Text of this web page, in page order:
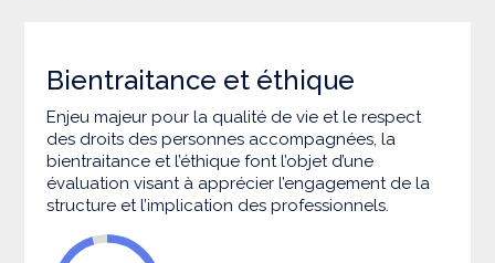
Bientraitance et éthique
Enjeu majeur pour la qualité de vie et le respect
des droits des personnes accompagnées, la
bientraitance et l’éthique font l’objet d’une
évaluation visant à apprécier l’engagement de la
structure et l’implication des professionnels.